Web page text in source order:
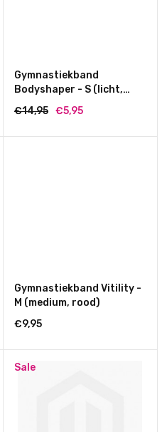
Gymnastiekband
Bodyshaper - S (licht,
rood)
€14,95 €5,95
Gymnastiekband Vitility -
M (medium, rood)
€9,95
Sale